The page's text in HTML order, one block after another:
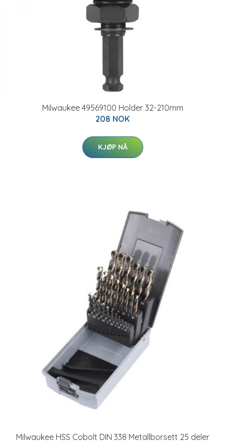
Milwaukee 49569100 Holder 32-210mm
208 NOK
KJØP NÅ
Milwaukee HSS Cobolt DIN 338 Metallborsett 25 deler